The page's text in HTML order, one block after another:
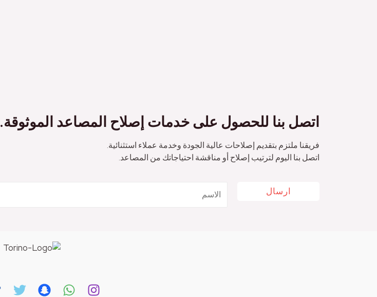
اتصل بنا للحصول على خدمات إصلاح المصاعد الموثوقة.
فريقنا ملتزم بتقديم إصلاحات عالية الجودة وخدمة عملاء استثنائية.
اتصل بنا اليوم لترتيب إصلاح أو مناقشة احتياجاتك من المصاعد.
ارسال